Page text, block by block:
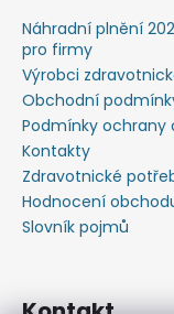
Náhradní plnění
pro firmy
Výrobci
Obchodní
Podmínky ochrany
Kontakty
Zdravotnické
Hodnocení
Slovník pojmů